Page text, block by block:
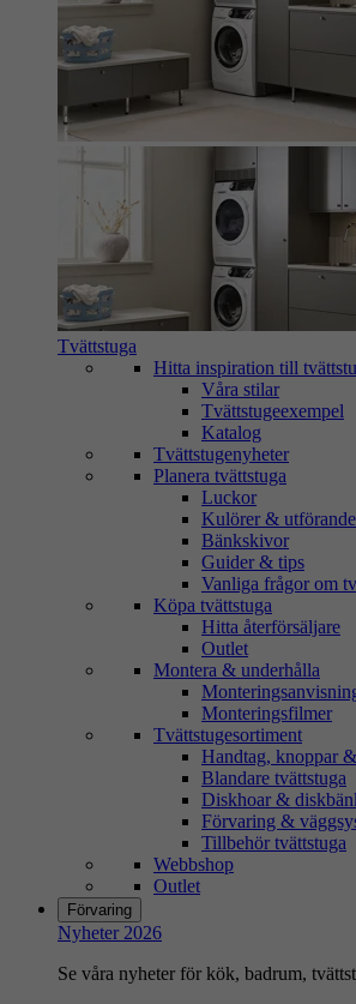
Tvättstuga
Hitta inspiration till
Våra stilar
Tvättstugeexempel
Katalog
Tvättstugenyheter
Planera tvättstuga
Luckor
Kulörer &
Bänkskivor
Guider & tips
Vanliga frågor om
Köpa tvättstuga
Hitta återförsäljare
Outlet
Montera & underhålla
Monteringsfilmer
Tvättstugesortiment
Handtag, knoppar
Blandare tvättstuga
Diskhoar &
Förvaring &
Tillbehör tvättstuga
Webbshop
Outlet
Förvaring
Nyheter 2026
Se våra nyheter för kök, badrum,